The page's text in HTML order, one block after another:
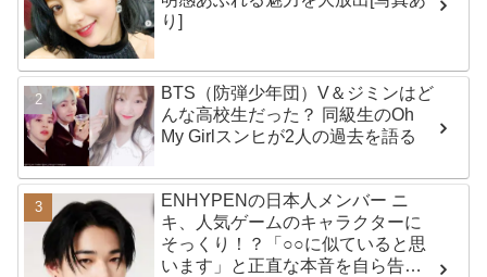
り]
BTS（防弾少年団）V＆ジミンはど
んな高校生だった？ 同級生のOh
My Girlスンヒが2人の過去を語る
ENHYPENの日本人メンバー ニ
キ、人気ゲームのキャラクターに
そっくり！？「○○に似ていると思
います」と正直な本音を自ら告